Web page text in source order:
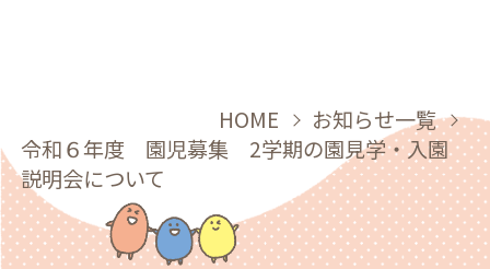
HOME
お知らせ一覧
令和６年度 園児募集 2学期の園見学・入園
説明会について